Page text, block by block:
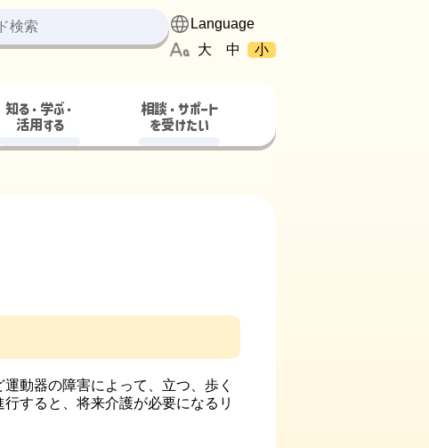
大 中 小
知る・学ぶ・
活用する
相談・サポート
を受けたい
動器の障害によって、立つ、歩く
すると、将来介護が必要になるリ